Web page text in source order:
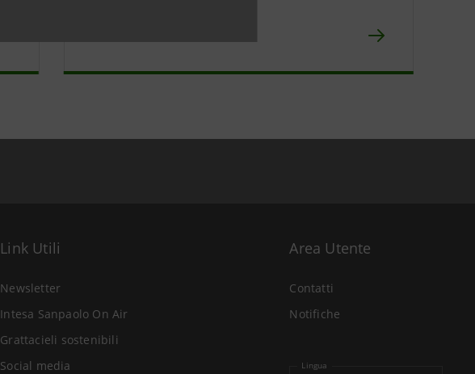
Link Utili
Newsletter
Intesa Sanpaolo On Air
Grattacieli sostenibili
Social media
Area Utente
Contatti
Notifiche
Lingua